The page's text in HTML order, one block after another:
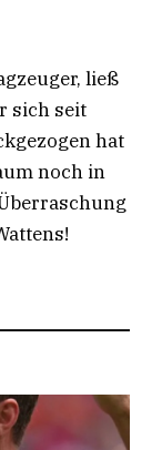
ließ
sich seit
hat
noch in